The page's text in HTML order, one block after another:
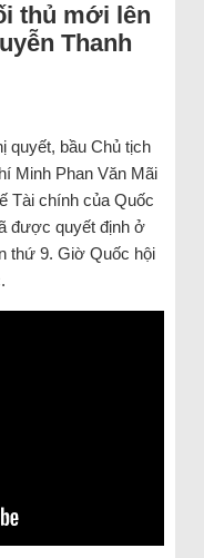
thủ mới lên
Thanh
quyết, bầu Chủ tịch
Minh Phan Văn Mãi
Tài chính của Quốc
được quyết định ở
thứ 9. Giờ Quốc hội